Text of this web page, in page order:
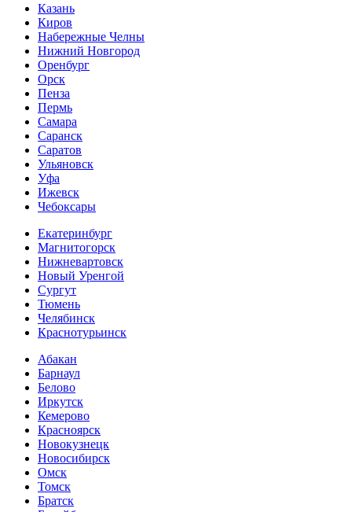
Казань
Киров
Набережные Челны
Нижний Новгород
Оренбург
Орск
Пенза
Пермь
Самара
Саранск
Саратов
Ульяновск
Уфа
Ижевск
Чебоксары
Екатеринбург
Магнитогорск
Нижневартовск
Новый Уренгой
Сургут
Тюмень
Челябинск
Краснотурьинск
Абакан
Барнаул
Белово
Иркутск
Кемерово
Красноярск
Новокузнецк
Новосибирск
Омск
Томск
Братск